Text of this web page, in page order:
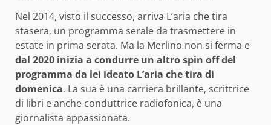
Nel 2014, visto il successo, arriva L’aria che tira
stasera, un programma serale da trasmettere in
estate in prima serata. Ma la Merlino non si ferma e
dal 2020 inizia a condurre un altro spin off del
programma da lei ideato L’aria che tira di
domenica. La sua è una carriera brillante, scrittrice
di libri e anche conduttrice radiofonica, è una
giornalista appassionata.